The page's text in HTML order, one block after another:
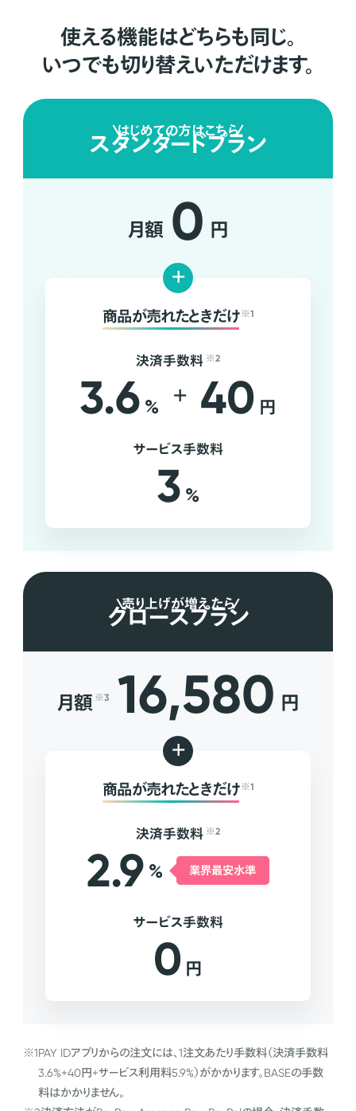
使える機能はどちらも同じ。
いつでも切り替えいただけます。
はじめての方はこちら
スタンダードプラン
月額 0 円
+
商品が売れたときだけ ※1
決済手数料 ※2
3.6 % + 40 円
サービス手数料
3 %
売り上げが増えたら
グロースプラン
月額 ※3 16,580 円
+
商品が売れたときだけ ※1
決済手数料 ※2
2.9 % 業界最安水準
サービス手数料
0 円
※1PAY IDアプリからの注文には、1注文あたり手数料（決済手数料
3.6%+40円+サービス利用料5.9%）がかかります。BASEの手数
料はかかりません。